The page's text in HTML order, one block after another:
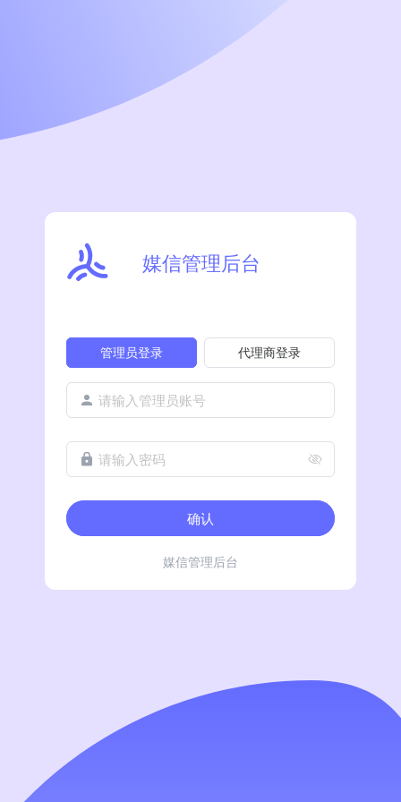
媒信管理后台
管理员登录 代理商登录
请输入管理员账号
请输入密码
确认
媒信管理后台